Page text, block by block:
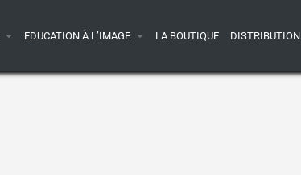
EDUCATION À L’IMAGE LA BOUTIQUE DISTRIBUTION